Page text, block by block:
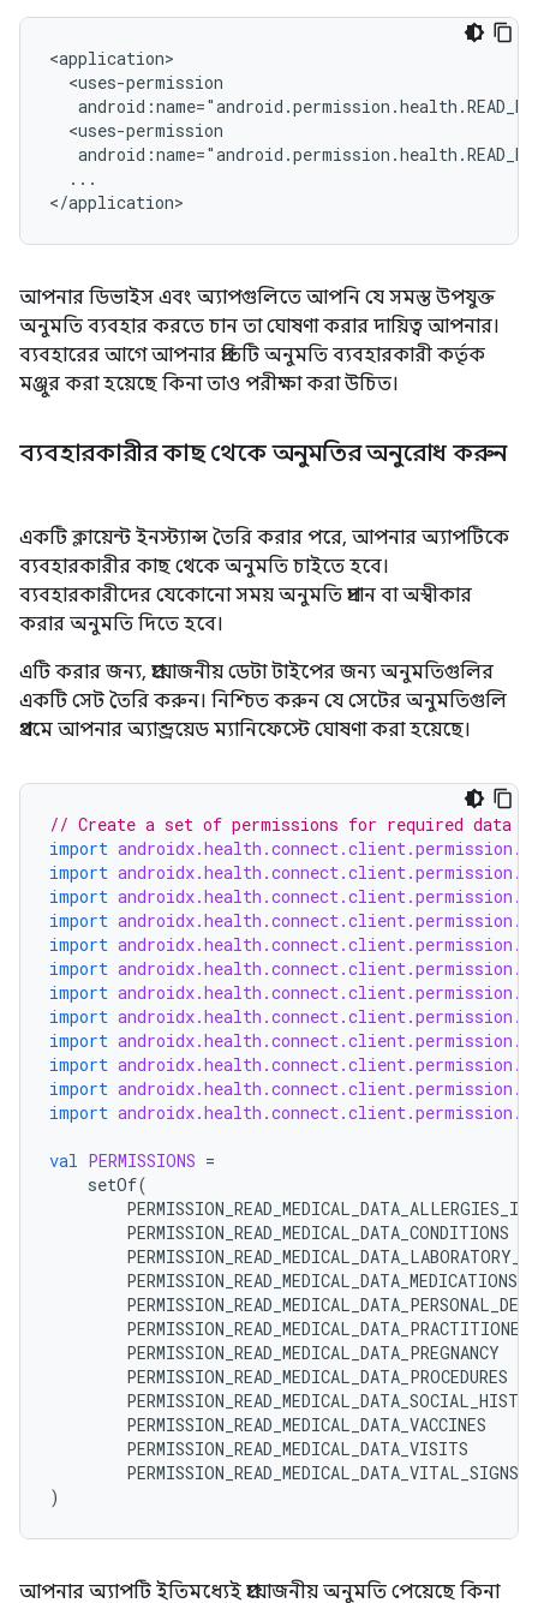
...
আপনার ডিভাইস এবং অ্যাপগুলিতে আপনি যে সমস্ত উপযুক্ত
অনুমতি ব্যবহার করতে চান তা ঘোষণা করার দায়িত্ব আপনার।
ব্যবহারের আগে আপনার প্রতিটি অনুমতি ব্যবহারকারী কর্তৃক
মঞ্জুর করা হয়েছে কিনা তাও পরীক্ষা করা উচিত।
ব্যবহারকারীর কাছ থেকে অনুমতির অনুরোধ করুন
একটি ক্লায়েন্ট ইনস্ট্যান্স তৈরি করার পরে, আপনার অ্যাপটিকে
ব্যবহারকারীর কাছ থেকে অনুমতি চাইতে হবে।
ব্যবহারকারীদের যেকোনো সময় অনুমতি প্রদান বা অস্বীকার
করার অনুমতি দিতে হবে।
এটি করার জন্য, প্রয়োজনীয় ডেটা টাইপের জন্য অনুমতিগুলির
একটি সেট তৈরি করুন। নিশ্চিত করুন যে সেটের অনুমতিগুলি
প্রথমে আপনার অ্যান্ড্রয়েড ম্যানিফেস্টে ঘোষণা করা হয়েছে।
// Create a set of permissions for required data
import
import
import
import
import
import
import
import
import
import
import
import
val PERMISSIONS =
setOf(
PERMISSION_READ_MEDICAL_DATA_CONDITIONS
PERMISSION_READ_MEDICAL_DATA_MEDICATIONS
PERMISSION_READ_MEDICAL_DATA_PREGNANCY
PERMISSION_READ_MEDICAL_DATA_PROCEDURES
PERMISSION_READ_MEDICAL_DATA_VACCINES
PERMISSION_READ_MEDICAL_DATA_VISITS
PERMISSION_READ_MEDICAL_DATA_VITAL_SIGNS
)
আপনার অ্যাপটি ইতিমধ্যেই প্রয়োজনীয় অনুমতি পেয়েছে কিনা